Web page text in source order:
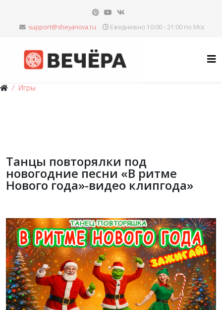
Ежедневно 10:00 - 21:00 по Мск
Игры
Танцы повторялки под
новогодние песни «В ритме
Нового года»-видео клипгода»